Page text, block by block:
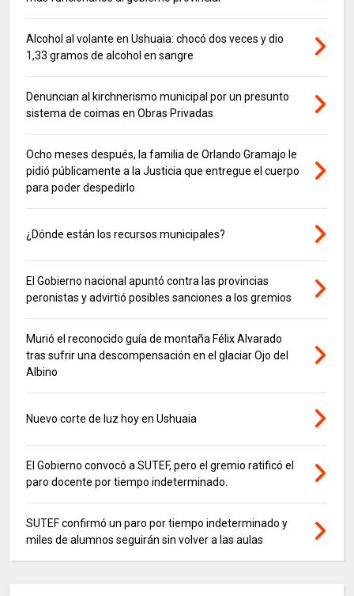
Alcohol al volante en Ushuaia: chocó dos veces y dio
1,33 gramos de alcohol en sangre
Denuncian al kirchnerismo municipal por un presunto
sistema de coimas en Obras Privadas
Ocho meses después, la familia de Orlando Gramajo le
pidió públicamente a la Justicia que entregue el cuerpo
para poder despedirlo
¿Dónde están los recursos municipales?
El Gobierno nacional apuntó contra las provincias
peronistas y advirtió posibles sanciones a los gremios
Murió el reconocido guía de montaña Félix Alvarado
tras sufrir una descompensación en el glaciar Ojo del
Albino
Nuevo corte de luz hoy en Ushuaia
El Gobierno convocó a SUTEF, pero el gremio ratificó el
paro docente por tiempo indeterminado.
SUTEF confirmó un paro por tiempo indeterminado y
miles de alumnos seguirán sin volver a las aulas